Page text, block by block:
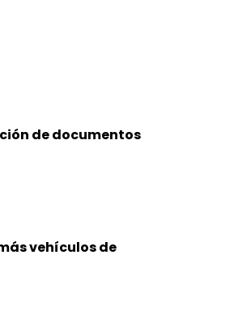
de documentos
vehículos de